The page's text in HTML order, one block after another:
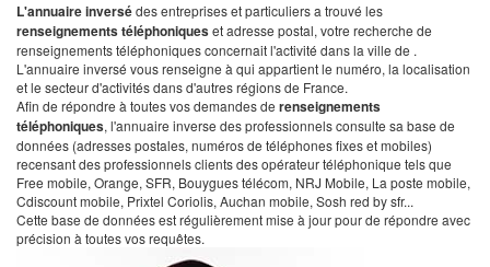
L'annuaire inversédes entreprises et particuliers a trouvé les
renseignements téléphoniqueset adresse postal, votre recherche de
renseignements téléphoniques concernait l'activité dans la ville de .
L'annuaire inversé vous renseigne à qui appartient le numéro, la localisation
et le secteur d'activités dans d'autres régions de France.
Afin de répondre à toutes vos demandes de renseignements
téléphoniques, l'annuaire inverse des professionnels consulte sa base de
données (adresses postales, numéros de téléphones fixes et mobiles)
recensant des professionnels clients des opérateur téléphonique tels que
Free mobile, Orange, SFR, Bouygues télécom, NRJ Mobile, La poste mobile,
Cdiscount mobile, Prixtel Coriolis, Auchan mobile, Sosh red by sfr...
Cette base de données est régulièrement mise à jour pour de répondre avec
précision à toutes vos requêtes.